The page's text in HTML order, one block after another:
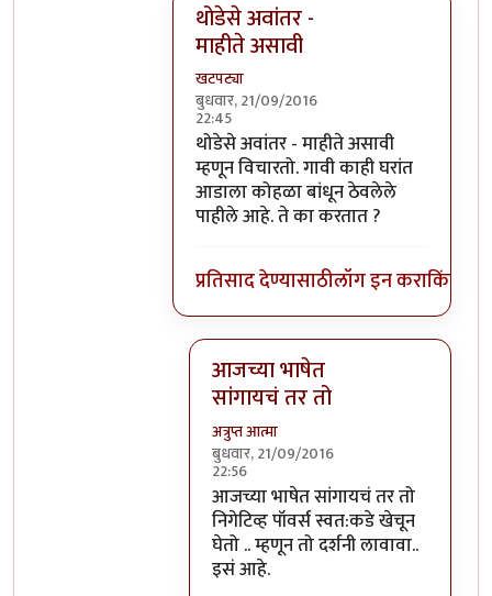
थोडेसे अवांतर -
माहीते असावी
खटपट्या
बुधवार, 21/09/2016
22:45
In reply toहे स्वमतीमंदत्व आहे असे आता
थोडेसे अवांतर - माहीते असावी
म्हणून विचारतो. गावी काही घरांत
आडाला कोहळा बांधून ठेवलेले
पाहीले आहे. ते का करतात ?
प्रतिसाद देण्यासाठीलॉग इन कराकिंवा
आजच्या भाषेत
सांगायचं तर तो
अत्रुप्त आत्मा
बुधवार, 21/09/2016
22:56
In reply toथोडेसे अवांतर - माहीते
आजच्या भाषेत सांगायचं तर तो
निगेटिव्ह पॉवर्स स्वत:कडे खेचून
घेतो .. म्हणून तो दर्शनी लावावा..
इसं आहे.